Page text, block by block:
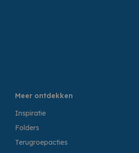
Meer ontdekken
Inspiratie
Folders
Terugroepacties